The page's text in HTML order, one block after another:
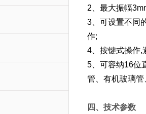
2、最大振幅
3、可设置不同
作;
4、按键式操作,
5、可容纳16位
管、有机玻璃
四、技术参数